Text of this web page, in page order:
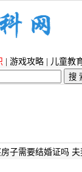
游戏攻略| 儿童教
子需要结婚证吗